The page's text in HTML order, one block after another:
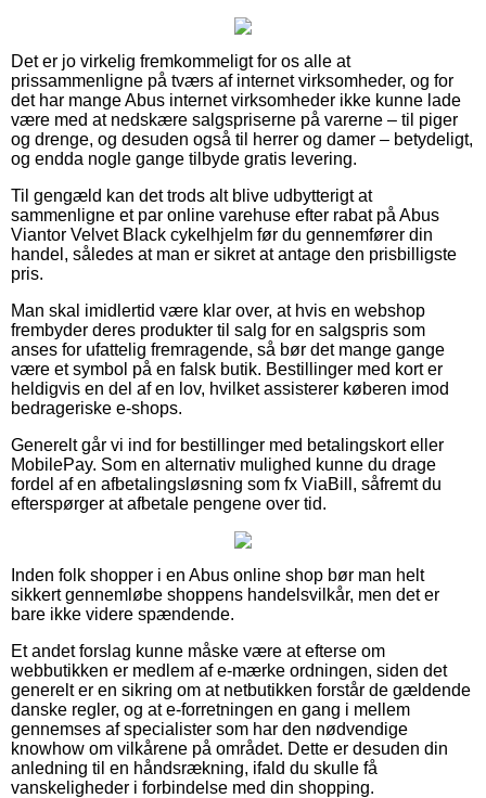
Det er jo virkelig fremkommeligt for os alle at
prissammenligne på tværs af internet virksomheder, og for
det har mange Abus internet virksomheder ikke kunne lade
være med at nedskære salgspriserne på varerne – til piger
og drenge, og desuden også til herrer og damer – betydeligt,
og endda nogle gange tilbyde gratis levering.
Til gengæld kan det trods alt blive udbytterigt at
sammenligne et par online varehuse efter rabat på Abus
Viantor Velvet Black cykelhjelm før du gennemfører din
handel, således at man er sikret at antage den prisbilligste
pris.
Man skal imidlertid være klar over, at hvis en webshop
frembyder deres produkter til salg for en salgspris som
anses for ufattelig fremragende, så bør det mange gange
være et symbol på en falsk butik. Bestillinger med kort er
heldigvis en del af en lov, hvilket assisterer køberen imod
bedrageriske e-shops.
Generelt går vi ind for bestillinger med betalingskort eller
MobilePay. Som en alternativ mulighed kunne du drage
fordel af en afbetalingsløsning som fx ViaBill, såfremt du
efterspørger at afbetale pengene over tid.
Inden folk shopper i en Abus online shop bør man helt
sikkert gennemløbe shoppens handelsvilkår, men det er
bare ikke videre spændende.
Et andet forslag kunne måske være at efterse om
webbutikken er medlem af e-mærke ordningen, siden det
generelt er en sikring om at netbutikken forstår de gældende
danske regler, og at e-forretningen en gang i mellem
gennemses af specialister som har den nødvendige
knowhow om vilkårene på området. Dette er desuden din
anledning til en håndsrækning, ifald du skulle få
vanskeligheder i forbindelse med din shopping.